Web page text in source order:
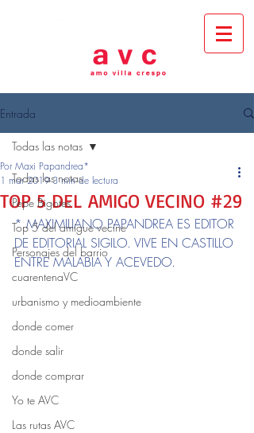
Entrada
Todas las notas
Pepe Bigotes
Top 5 del amigue vecine
Personajes del barrio
cuarentenaVC
urbanismo y medioambiente
donde comer
donde salir
donde comprar
Yo te AVC
Las rutas AVC
Todas las notas
TOP 5 DEL AMIGO VECINO #29
Por Maxi Papandrea*
1 mar 2019 3 min de lectura
* MAXIMILIANO PAPANDREA ES EDITOR
DE EDITORIAL SIGILO. VIVE EN CASTILLO
ENTRE MALABIA Y ACEVEDO.